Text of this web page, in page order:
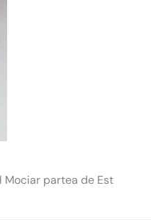
partea de Est